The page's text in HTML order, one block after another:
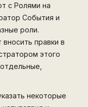
с Ролями на
События и
роли.
правки в
этого
некоторые